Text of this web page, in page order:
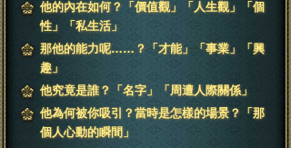
他的內在如何？「價值觀」「人生觀」「個
性」「私生活」
那他的能力呢……？「才能」「事業」「興
趣」
他究竟是誰？「名字」「周遭人際關係」
他為何被你吸引？當時是怎樣的場景？「那
個人心動的瞬間」